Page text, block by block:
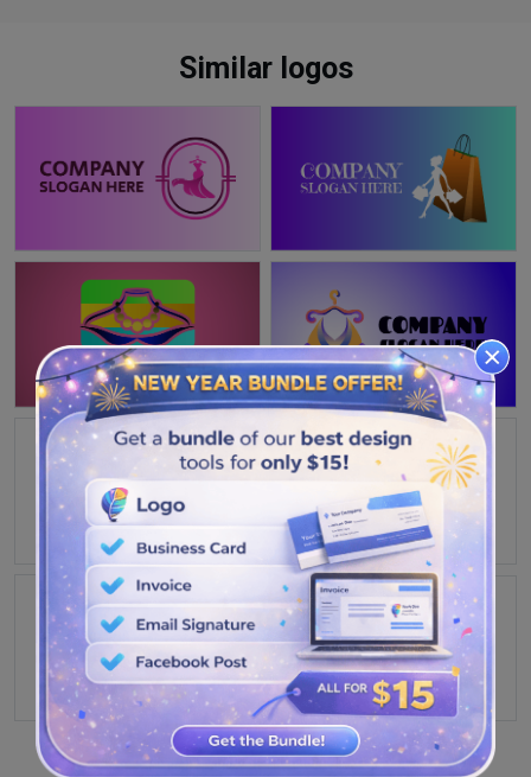
Similar logos
GUARDA PIÙ DISEGNI